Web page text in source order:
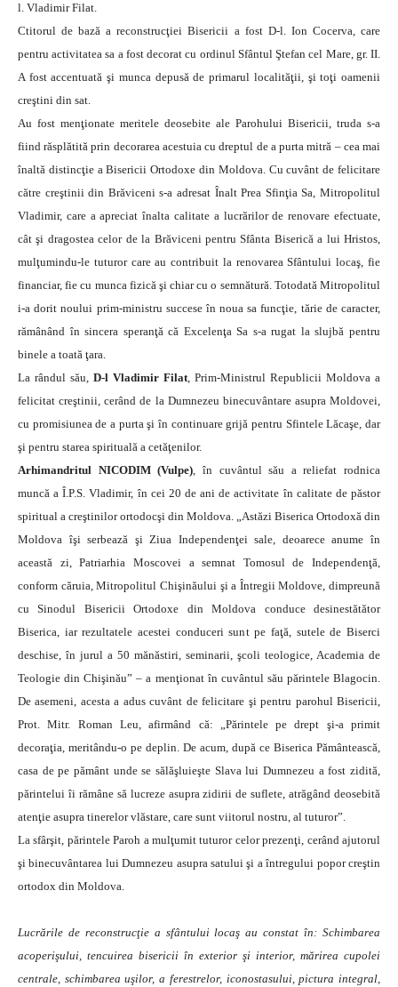
l. Vladimir Filat.
Ctitorul de bază a reconstrucţiei Bisericii a fost D-l. Ion Cocerva, care
pentru activitatea sa a fost decorat cu ordinul Sfântul Ştefan cel Mare, gr. II.
A fost accentuată şi munca depusă de primarul localităţii, şi toţi oamenii
creştini din sat.
Au fost menţionate meritele deosebite ale Parohului Bisericii, truda s-a
fiind răsplătită prin decorarea acestuia cu dreptul de a purta mitră – cea mai
înaltă distincţie a Bisericii Ortodoxe din Moldova. Cu cuvânt de felicitare
către creştinii din Brăviceni s-a adresat Înalt Prea Sfinţia Sa, Mitropolitul
Vladimir, care a apreciat înalta calitate a lucrărilor de renovare efectuate,
cât şi dragostea celor de la Brăviceni pentru Sfânta Biserică a lui Hristos,
mulţumindu-le tuturor care au contribuit la renovarea Sfântului locaş, fie
financiar, fie cu munca fizică şi chiar cu o semnătură. Totodată Mitropolitul
i-a dorit noului prim-ministru succese în noua sa funcţie, tărie de caracter,
rămânând în sincera speranţă că Excelenţa Sa s-a rugat la slujbă pentru
binele a toată ţara.
La rândul său, D-l Vladimir Filat, Prim-Ministrul Republicii Moldova a
felicitat creştinii, cerând de la Dumnezeu binecuvântare asupra Moldovei,
cu promisiunea de a purta şi în continuare grijă pentru Sfintele Lăcaşe, dar
şi pentru starea spirituală a cetăţenilor.
Arhimandritul NICODIM (Vulpe), în cuvântul său a reliefat rodnica
muncă a Î.P.S. Vladimir, în cei 20 de ani de activitate în calitate de păstor
spiritual a creştinilor ortodocşi din Moldova. „Astăzi Biserica Ortodoxă din
Moldova îşi serbează şi Ziua Independenţei sale, deoarece anume în
această zi, Patriarhia Moscovei a semnat Tomosul de Independenţă,
conform căruia, Mitropolitul Chişinăului şi a Întregii Moldove, dimpreună
cu Sinodul Bisericii Ortodoxe din Moldova conduce desinestătător
Biserica, iar rezultatele acestei conduceri sunt pe faţă, sutele de Biserci
deschise, în jurul a 50 mănăstiri, seminarii, şcoli teologice, Academia de
Teologie din Chişinău” – a menţionat în cuvântul său părintele Blagocin.
De asemeni, acesta a adus cuvânt de felicitare şi pentru parohul Bisericii,
Prot. Mitr. Roman Leu, afirmând că: „Părintele pe drept şi-a primit
decoraţia, meritându-o pe deplin. De acum, după ce Biserica Pământească,
casa de pe pământ unde se sălăşluieşte Slava lui Dumnezeu a fost zidită,
părintelui îi rămâne să lucreze asupra zidirii de suflete, atrăgând deosebită
atenţie asupra tinerelor vlăstare, care sunt viitorul nostru, al tuturor”.
La sfârşit, părintele Paroh a mulţumit tuturor celor prezenţi, cerând ajutorul
şi binecuvântarea lui Dumnezeu asupra satului şi a întregului popor creştin
ortodox din Moldova.
Lucrările de reconstrucţie a sfântului locaş au constat în: Schimbarea
acoperişului, tencuirea bisericii în exterior şi interior, mărirea cupolei
centrale, schimbarea uşilor, a ferestrelor, iconostasului, pictura integral,